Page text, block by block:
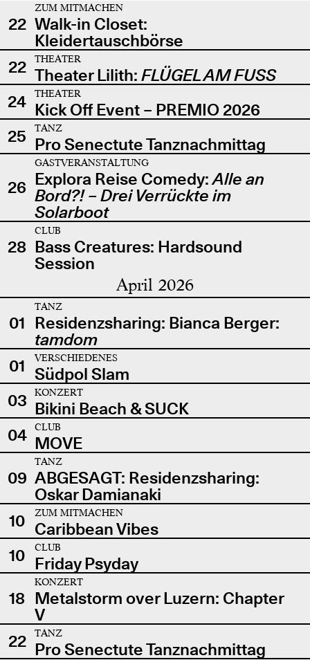
22
ZUM MITMACHEN
Walk-in Closet:
Kleidertauschbörse
22
THEATER
Theater Lilith: FLÜGEL AM FUSS
24
THEATER
Kick Off Event – PREMIO 2026
25
TANZ
Pro Senectute Tanznachmittag
26
GASTVERANSTALTUNG
Explora Reise Comedy:Alle an
Bord?! – Drei Verrückte im
Solarboot
28
CLUB
Bass Creatures: Hardsound
Session
April 2026
01
TANZ
Residenzsharing: Bianca Berger:
tamdom
01
VERSCHIEDENES
Südpol Slam
03
KONZERT
Bikini Beach & SUCK
04
CLUB
MOVE
09
TANZ
ABGESAGT: Residenzsharing:
Oskar Damianaki
10
ZUM MITMACHEN
Caribbean Vibes
10
CLUB
Friday Psyday
18
KONZERT
Metalstorm over Luzern: Chapter
V
22
TANZ
Pro Senectute Tanznachmittag